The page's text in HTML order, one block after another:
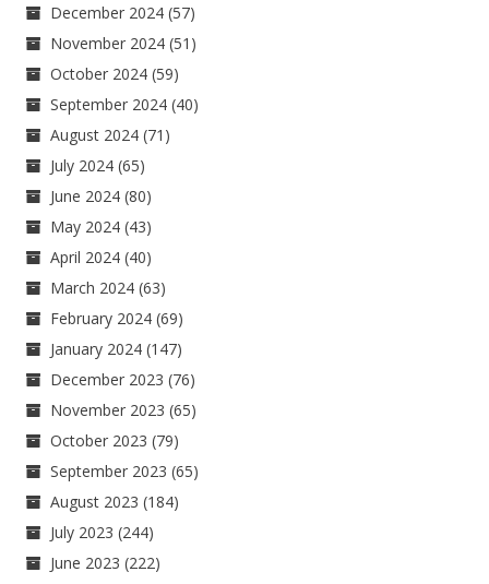
December 2024 (57)
November 2024 (51)
October 2024 (59)
September 2024 (40)
August 2024 (71)
July 2024 (65)
June 2024 (80)
May 2024 (43)
April 2024 (40)
March 2024 (63)
February 2024 (69)
January 2024 (147)
December 2023 (76)
November 2023 (65)
October 2023 (79)
September 2023 (65)
August 2023 (184)
July 2023 (244)
June 2023 (222)